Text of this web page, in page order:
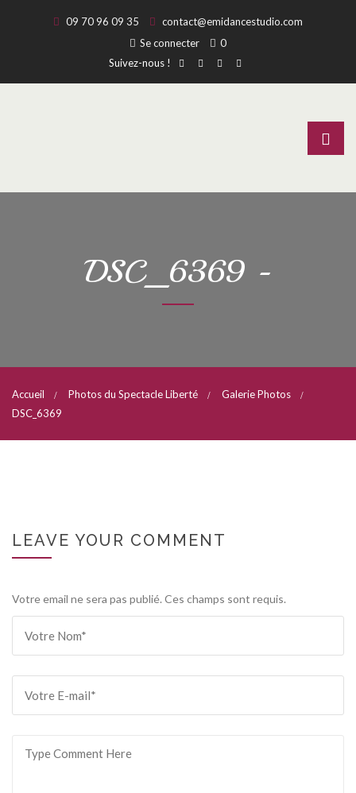
09 70 96 09 35
contact@emidancestudio.com
Se connecter
0
Suivez-nous !
DSC_6369 -
Accueil Photos du Spectacle Liberté
Galerie Photos
DSC_6369
LEAVE YOUR COMMENT
Votre email ne sera pas publié. Ces champs sont requis.